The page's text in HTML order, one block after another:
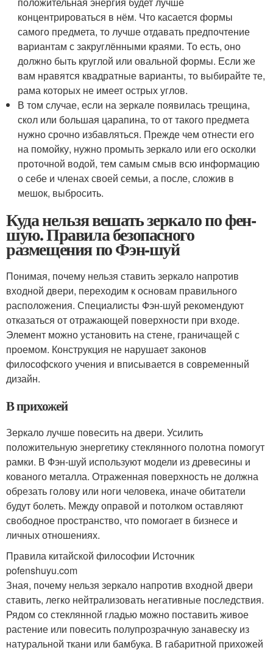
концентрироваться в нём. Что касается формы
самого предмета, то лучше отдавать предпочтение
вариантам с закруглёнными краями. То есть, оно
должно быть круглой или овальной формы. Если же
вам нравятся квадратные варианты, то выбирайте те,
рама которых не имеет острых углов.
В том случае, если на зеркале появилась трещина,
скол или большая царапина, то от такого предмета
нужно срочно избавляться. Прежде чем отнести его
на помойку, нужно промыть зеркало или его осколки
проточной водой, тем самым смыв всю информацию
о себе и членах своей семьи, а после, сложив в
мешок, выбросить.
Куда нельзя вешать зеркало по фен-
шую. Правила безопасного
размещения по Фэн-шуй
Понимая, почему нельзя ставить зеркало напротив
входной двери, переходим к основам правильного
расположения. Специалисты Фэн-шуй рекомендуют
отказаться от отражающей поверхности при входе.
Элемент можно установить на стене, граничащей с
проемом. Конструкция не нарушает законов
философского учения и вписывается в современный
дизайн.
В прихожей
Зеркало лучше повесить на двери. Усилить
положительную энергетику стеклянного полотна помогут
рамки. В Фэн-шуй используют модели из древесины и
кованого металла. Отраженная поверхность не должна
обрезать голову или ноги человека, иначе обитатели
будут болеть. Между оправой и потолком оставляют
свободное пространство, что помогает в бизнесе и
личных отношениях.
Правила китайской философии Источник
pofenshuyu.com
Зная, почему нельзя зеркало напротив входной двери
ставить, легко нейтрализовать негативные последствия.
Рядом со стеклянной гладью можно поставить живое
растение или повесить полупрозрачную занавеску из
натуральной ткани или бамбука. В габаритной прихожей